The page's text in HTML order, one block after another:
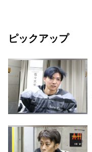
ピックアップ